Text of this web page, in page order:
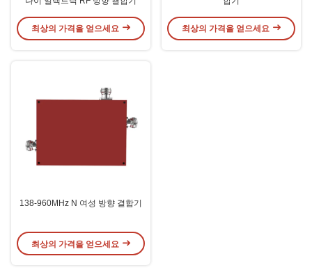
최상의 가격을 얻으세요 최상의 가격을 얻으세요
138-960MHz N 여성 방향 결합기
최상의 가격을 얻으세요